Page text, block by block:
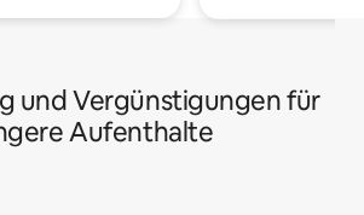
und Vergünstigungen für
Aufenthalte